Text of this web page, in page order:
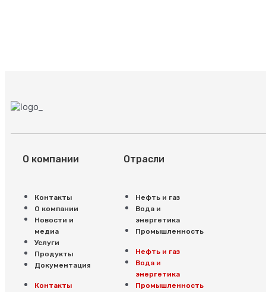
О компании
Контакты
О компании
Новости и
медиа
Услуги
Продукты
Документация
Контакты
Отрасли
Нефть и газ
Вода и
энергетика
Промышленность
Нефть и газ
Вода и
энергетика
Промышленность